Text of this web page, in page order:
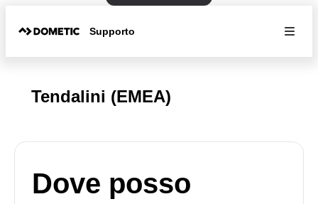
Supporto
Tendalini (EMEA)
Dove posso